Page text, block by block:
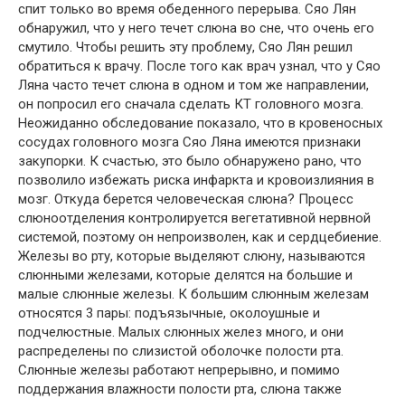
спит только во время обеденного перерыва. Сяо Лян
обнаружил, что у него течет слюна во сне, что очень его
смутило. Чтобы решить эту проблему, Сяо Лян решил
обратиться к врачу. После того как врач узнал, что у Сяо
Ляна часто течет слюна в одном и том же направлении,
он попросил его сначала сделать КТ головного мозга.
Неожиданно обследование показало, что в кровеносных
сосудах головного мозга Сяо Ляна имеются признаки
закупорки. К счастью, это было обнаружено рано, что
позволило избежать риска инфаркта и кровоизлияния в
мозг. Откуда берется человеческая слюна? Процесс
слюноотделения контролируется вегетативной нервной
системой, поэтому он непроизволен, как и сердцебиение.
Железы во рту, которые выделяют слюну, называются
слюнными железами, которые делятся на большие и
малые слюнные железы. К большим слюнным железам
относятся 3 пары: подъязычные, околоушные и
подчелюстные. Малых слюнных желез много, и они
распределены по слизистой оболочке полости рта.
Слюнные железы работают непрерывно, и помимо
поддержания влажности полости рта, слюна также